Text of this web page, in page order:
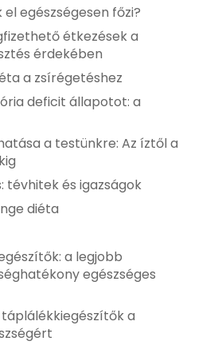
el egészségesen főzi?
étkezések a
érdekében
a zsírégetéshez
deficit állapotot: a
a testünkre: Az íztől a
tévhitek és igazságok
diéta
a legjobb
egészséges
a